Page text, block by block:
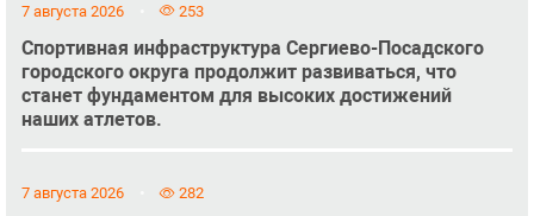
7 августа 2026 253
Спортивная инфраструктура Сергиево-Посадского
городского округа продолжит развиваться, что
станет фундаментом для высоких достижений
наших атлетов.
7 августа 2026 282